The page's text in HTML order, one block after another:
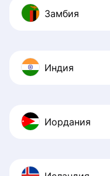
Замбия
Индия
Иордания